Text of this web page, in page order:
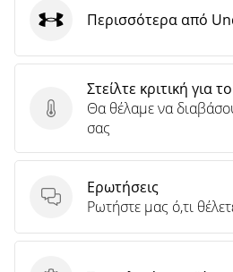
Στείλτε κριτική για το προϊόν
Στείλτε κριτική για
Θα θέλαμε να
σας
Ερωτήσεις
Ερωτήσεις
Ρωτήστε μας ό,τι
Under Armour
Περισσότερα από